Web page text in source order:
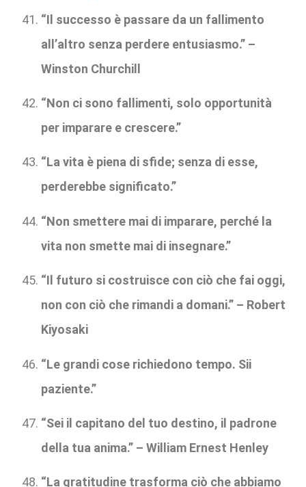
“Il successo è passare da un fallimento
all’altro senza perdere entusiasmo.” –
Winston Churchill
“Non ci sono fallimenti, solo opportunità
per imparare e crescere.”
“La vita è piena di sfide; senza di esse,
perderebbe significato.”
“Non smettere mai di imparare, perché la
vita non smette mai di insegnare.”
“Il futuro si costruisce con ciò che fai oggi,
non con ciò che rimandi a domani.” – Robert
Kiyosaki
“Le grandi cose richiedono tempo. Sii
paziente.”
“Sei il capitano del tuo destino, il padrone
della tua anima.” – William Ernest Henley
“La gratitudine trasforma ciò che abbiamo